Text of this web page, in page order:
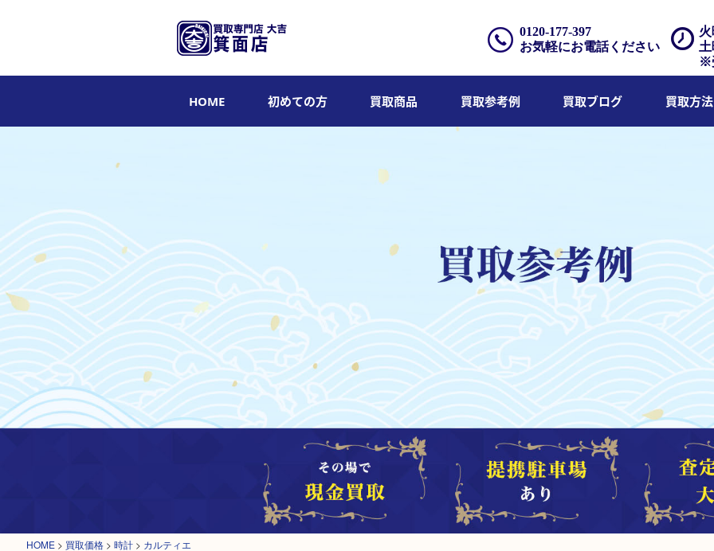
※
0120-177-397
お気軽にお電話ください
HOME 初めての方 買取商品 買取参考例 買取ブログ 買取方法
HOME > 買取価格 > 時計 > カルティエ